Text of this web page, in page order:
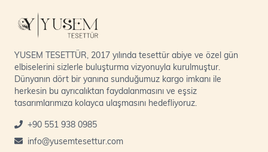
YUSEM TESETTÜR, 2017 yılında tesettür abiye ve özel gün
elbiselerini sizlerle buluşturma vizyonuyla kurulmuştur.
Dünyanın dört bir yanına sunduğumuz kargo imkanı ile
herkesin bu ayrıcalıktan faydalanmasını ve eşsiz
tasarımlarımıza kolayca ulaşmasını hedefliyoruz.
+90 551 938 0985
info@yusemtesettur.com